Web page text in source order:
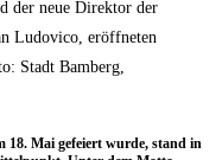
der neue Direktor der
Ludovico, eröffneten
Stadt Bamberg,
18. Mai gefei­ert wur­de, stand in